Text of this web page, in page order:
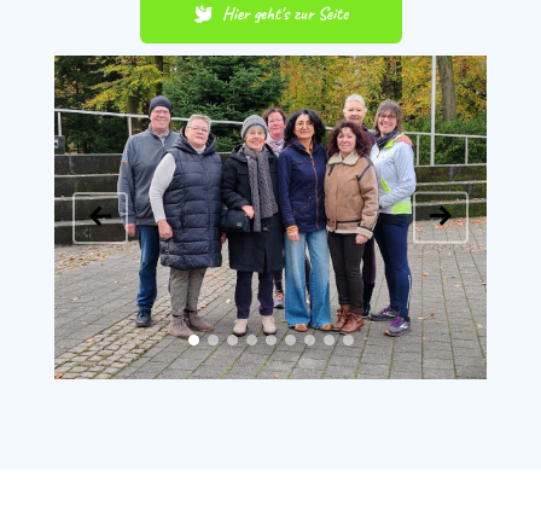
Hier geht's zur Seite